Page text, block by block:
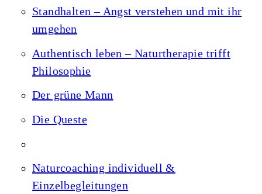
Standhalten – Angst verstehen und mit ihr
umgehen
Authentisch leben – Naturtherapie trifft
Philosophie
Der grüne Mann
Die Queste
Naturcoaching individuell &
Einzelbegleitungen